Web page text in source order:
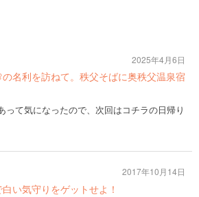
名利を訪ねて。秩父そばに奥秩父温泉宿
って気になったので、次回はコチラの日帰り
2025年4月6日
い気守りをゲットせよ！
2017年10月14日